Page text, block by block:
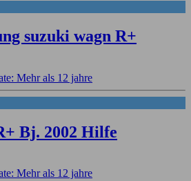
suzuki wagn R+
Mehr als 12 jahre
Bj. 2002 Hilfe
Mehr als 12 jahre